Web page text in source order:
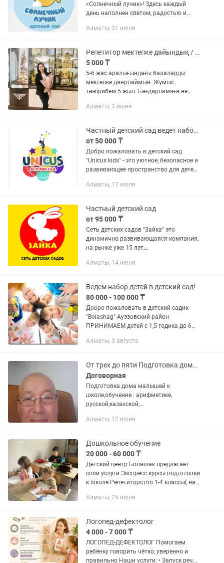
«Солнечный лучик»! Здесь каждый
день наполнен светом, радостью и
атмосферу, где дети растут,
таланты в...
Алматы, 31 июля
Репетитор мектепке дайындық / по подготовке к школе
5 000 ₸
5-6 жас аралығындағы балаларды
мектепке даярлаймын. Жұмыс
тәжірибем 5 жыл. Бағдарламаға не
математика - мәтінмен жұмыс -
Алматы, 3 июня
Частный детский сад ведет набор детей от 1,6 до 6 лет по акции
от 50 000 ₸
Добро пожаловать в детский сад
"Unicus kids" - это уютное, безопасное и
развивающее пространство для детей
Здесь создаются все условия для
Алматы, 17 июля
Частный детский сад
от 95 000 ₸
Сеть детских садов "Зайка" это
динамично развивающаяся компания,
на рынке уже 15 лет,
авторская программа обучения,
(Алмалинский,...
Алматы, 14 июня
Ведем набор детей в детский сад!
80 000 - 100 000 ₸
Добро пожаловать в детский садик
"Bolashag" Ауэзовский район
ПРИНИМАЕМ детей с 1,5 годика до 6
вместе с развозкой ! Многодетным
Алматы, 3 августа
От трех до пяти Подготовка дома малышей к школе
Договорная
Подготовка дома малышей к
школе,обучение : арифметике,
русской,казахской,
классиков детской
процесс обучения,предметные занятия
Алматы, 12 июня
Дошкольное обучение
20 000 - 60 000 ₸
Детский центр Болашак предлагает
свои услуги Экспресс курсы подготовки
к школе Репетиторство 1-4 классы( на
Продленка Фортепиано Робототехника
Алматы, 29 июля
Логопед-дефектолог
4 000 - 7 000 ₸
ЛОГОПЕД-ДЕФЕКТОЛОГ Помогаем
ребёнку говорить чётко, уверенно и
правильно Наши услуги: • Запуск речи